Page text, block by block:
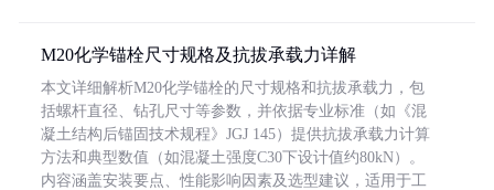
M20化学锚栓尺寸规格及抗拔承载力详解
本文详细解析M20化学锚栓的尺寸规格和抗拔承载力，包
括螺杆直径、钻孔尺寸等参数，并依据专业标准（如《混
凝土结构后锚固技术规程》JGJ 145）提供抗拔承载力计算
方法和典型数值（如混凝土强度C30下设计值约80kN）。
内容涵盖安装要点、性能影响因素及选型建议，适用于工